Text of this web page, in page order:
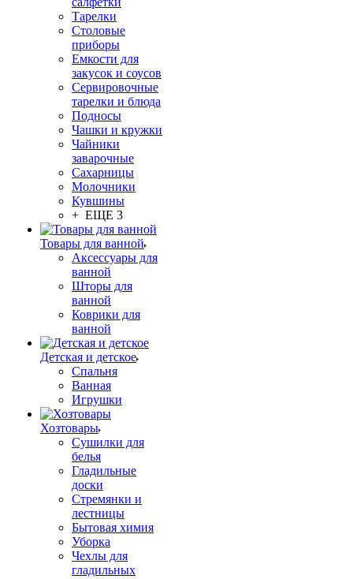
Тарелки
Столовые
приборы
Емкости для
закусок и соусов
Сервировочные
тарелки и блюда
Подносы
Чашки и кружки
Чайники
заварочные
Сахарницы
Молочники
Кувшины
+ ЕЩЕ 3
Товары для ванной
Аксессуары для
ванной
Шторы для
ванной
Коврики для
ванной
Детская и детское
Спальня
Ванная
Игрушки
Хозтовары
Сушилки для
белья
Гладильные
доски
Стремянки и
лестницы
Бытовая химия
Уборка
Чехлы для
гладильных